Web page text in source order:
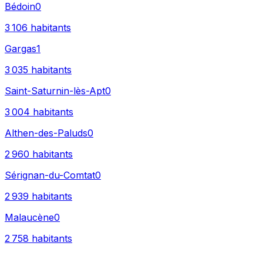
Bédoin0
3 106 habitants
Gargas1
3 035 habitants
Saint-Saturnin-lès-Apt0
3 004 habitants
Althen-des-Paluds0
2 960 habitants
Sérignan-du-Comtat0
2 939 habitants
Malaucène0
2 758 habitants